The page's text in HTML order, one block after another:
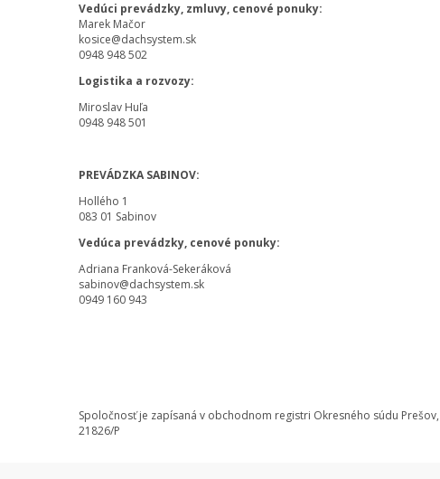
Vedúci prevádzky, zmluvy, cenové ponuky:
Marek Mačor
kosice@dachsystem.sk
0948 948 502
Logistika a rozvozy:
Miroslav Huľa
0948 948 501
PREVÁDZKA SABINOV:
Hollého 1
083 01 Sabinov
Vedúca prevádzky, cenové ponuky:
Adriana Franková-Sekeráková
sabinov@dachsystem.sk
0949 160 943
Spoločnosť je zapísaná v obchodnom registri Okresného súdu
21826/P